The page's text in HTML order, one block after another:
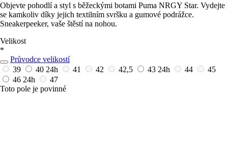
Objevte pohodlí a styl s běžeckými botami Puma NRGY Star. Vydejte
se kamkoliv díky jejich textilním svršku a gumové podrážce.
Sneakerpeeker, vaše štěstí na nohou.
Velikost
*
Průvodce velikostí
39
40 24h 41 42 42,5 43 24h 44
45
46 24h
47
Toto pole je povinné